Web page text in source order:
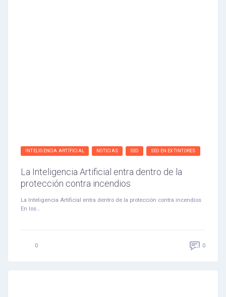
INTELIGENCIA ARTÍFICIAL NOTICIAS SEO SEO EN EXTINTORES
La Inteligencia Artificial entra dentro de la
protección contra incendios
La Inteligencia Artificial entra dentro de la protección contra incendios
En los…
0 0